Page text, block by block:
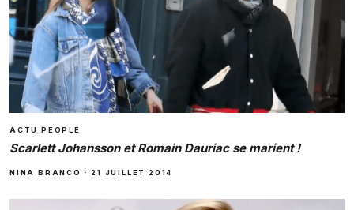
ACTU PEOPLE
Scarlett Johansson et Romain Dauriac se marient !
NINA BRANCO · 21 JUILLET 2014